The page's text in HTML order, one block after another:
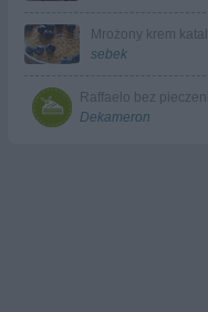
Mrożony krem
sebek
Raffaelo bez
Dekameron